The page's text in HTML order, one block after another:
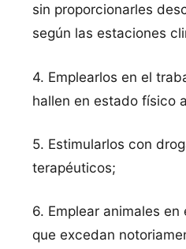
sin proporcionarles
según las estaciones
4. Emplearlos en el
hallen en estado físico
5. Estimularlos con
terapéuticos;
6. Emplear animales
que excedan